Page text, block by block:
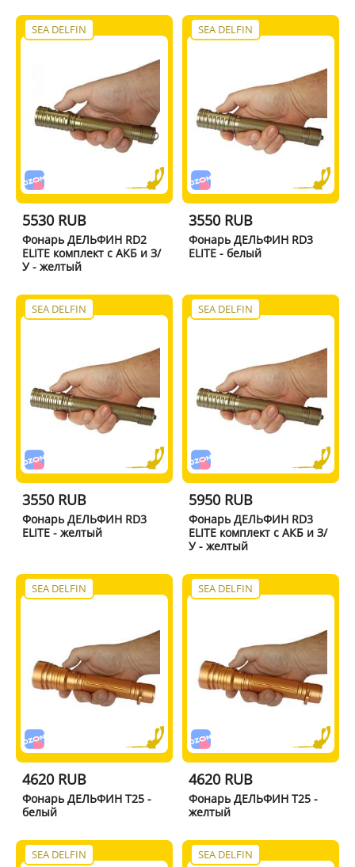
SEA DELFIN
5530 RUB
Фонарь ДЕЛЬФИН RD2
ELITE комплект с АКБ и З/
У - желтый
SEA DELFIN
3550 RUB
Фонарь ДЕЛЬФИН RD3
ELITE - белый
SEA DELFIN
3550 RUB
Фонарь ДЕЛЬФИН RD3
ELITE - желтый
SEA DELFIN
5950 RUB
Фонарь ДЕЛЬФИН RD3
ELITE комплект с АКБ и З/
У - желтый
SEA DELFIN
4620 RUB
Фонарь ДЕЛЬФИН T25 -
белый
SEA DELFIN
4620 RUB
Фонарь ДЕЛЬФИН T25 -
желтый
SEA DELFIN SEA DELFIN